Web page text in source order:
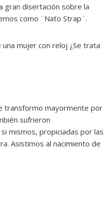
gran disertación sobre la
como ¨Nato Strap¨.
mujer con reloj ¿Se trata
transformo mayormente por
sufrieron
mismos, propiciadas por las
Asistimos al nacimiento de